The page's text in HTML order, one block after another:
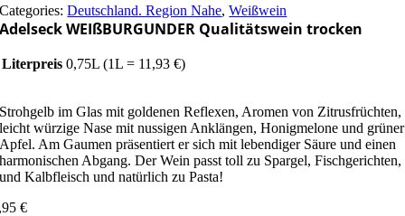
Categories:Deutschland. Region Nahe,Weißwein
Adelseck WEIßBURGUNDER Qualitätswein trocken
Literpreis 0,75L (1L = 11,93 €)
Strohgelb im Glas mit goldenen Reflexen, Aromen von Zitrusfrüchten,
leicht würzige Nase mit nussigen Anklängen, Honigmelone und grüner
Apfel. Am Gaumen präsentiert er sich mit lebendiger Säure und einen
harmonischen Abgang. Der Wein passt toll zu Spargel, Fischgerichten,
und Kalbfleisch und natürlich zu Pasta!
€